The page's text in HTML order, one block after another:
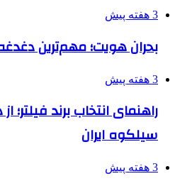
3 هفته پیش
بحران هویت؛ مهم‌ترین
3 هفته پیش
راهنمای انتخاب برند فیلتر؛
سیلکوه ایران
3 هفته پیش